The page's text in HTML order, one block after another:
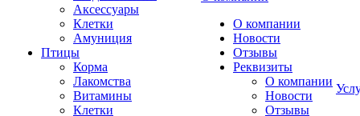
Аксессуары
Клетки
Амуниция
Птицы
Корма
Лакомства
Витамины
Клетки
О компании
Новости
Отзывы
Реквизиты
О компании
Новости
Отзывы